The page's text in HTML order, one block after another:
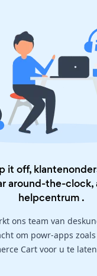
it off,
around-the-clock,
helpcentrum .
ons team van
om powr-apps
Cart voor u te